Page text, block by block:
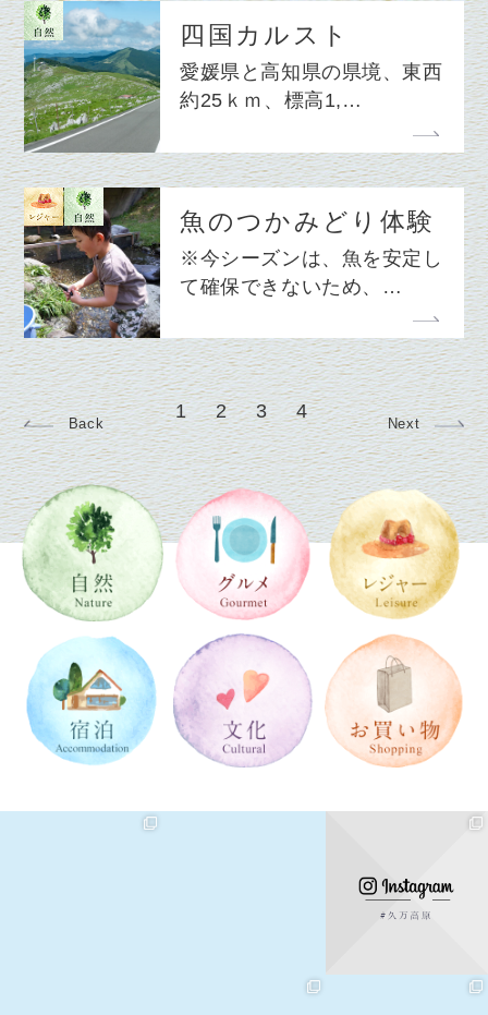
四国カルスト
愛媛県と高知県の県境、東西
約25ｋｍ、標高1,…
魚のつかみどり体験
※今シーズンは、魚を安定し
て確保できないため、…
Back
1 2 3 4
Next